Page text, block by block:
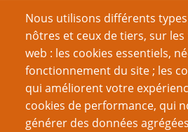
Nous utilisons différents
nôtres et ceux de tiers, sur les
web : les cookies essentiels,
fonctionnement du site ; les
qui améliorent votre
cookies de performance, qui
générer des données
Recherche